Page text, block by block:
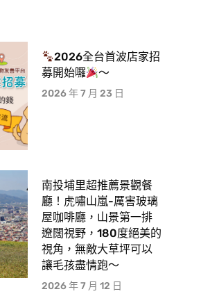
2026全台首波店家招
募開始囉
～
2026 年 7 月 23 日
南投埔里超推薦景觀餐
廳！虎嘯山嵐-厲害玻璃
屋咖啡廳，山景第一排
遼闊視野，180度絕美的
視角，無敵大草坪可以
讓毛孩盡情跑〜
2026 年 7 月 12 日